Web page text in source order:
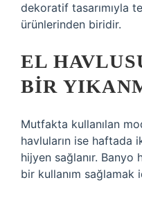
dekoratif tasarımıyla
ürünlerinden biridir.
EL
BIR
Mutfakta kullanılan
havluların ise haftada
hijyen sağlanır. Banyo
bir kullanım sağlamak